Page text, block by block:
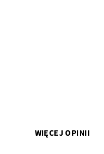
WIĘCEJ OPINII